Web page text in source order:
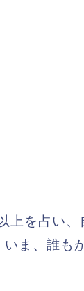
上を占い、
いま、誰も